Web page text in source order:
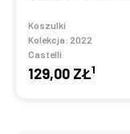
Koszulki
Kolekcja: 2022
Castelli
129,00 ZŁ1